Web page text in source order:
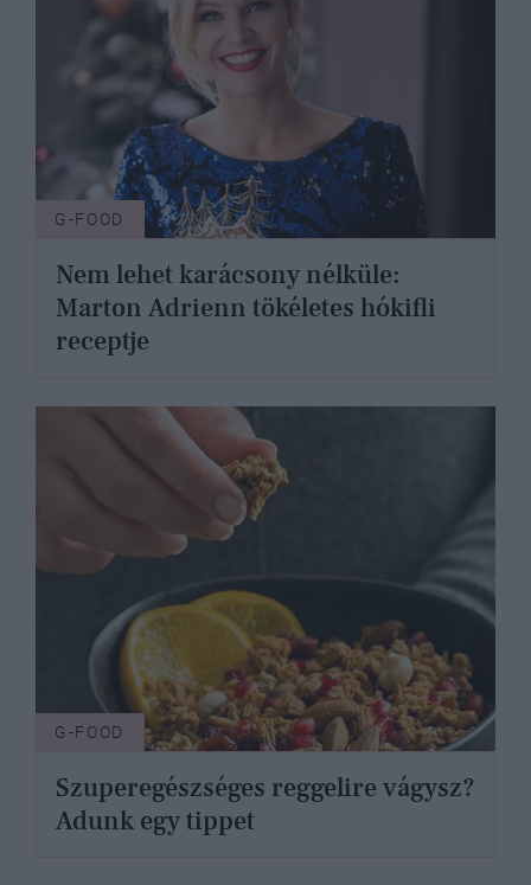
G-FOOD
Nem lehet karácsony nélküle:
Marton Adrienn tökéletes hókifli
receptje
G-FOOD
Szuperegészséges reggelire vágysz?
Adunk egy tippet